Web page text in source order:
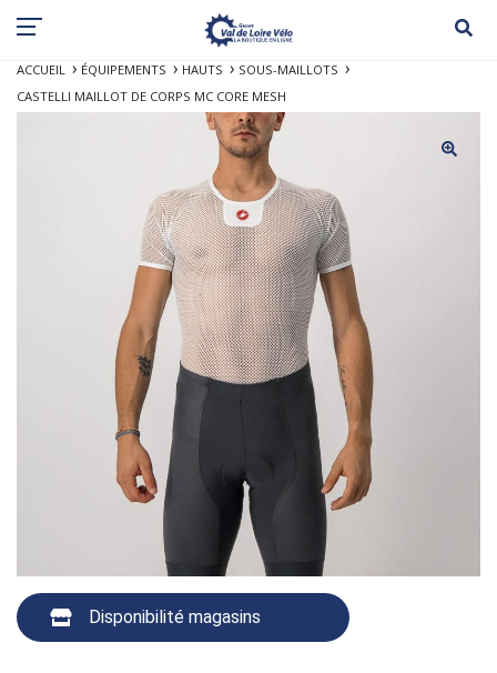
ACCUEIL ÉQUIPEMENTS HAUTS
SOUS-MAILLOTS
CASTELLI MAILLOT DE CORPS MC CORE MESH
Disponibilité magasins